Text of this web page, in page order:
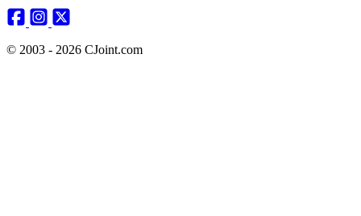
© 2003 - 2026 CJoint.com